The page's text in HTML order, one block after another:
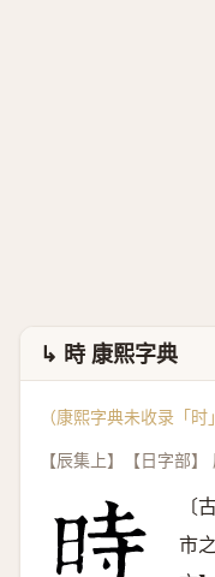
↳ 時 康熙字典
（康熙字典未收录「
【辰集上】【日字部
〔
市